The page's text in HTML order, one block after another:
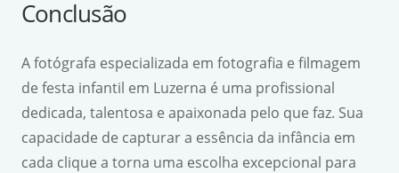
Conclusão
A fotógrafa especializada em fotografia e filmagem
de festa infantil em Luzerna é uma profissional
dedicada, talentosa e apaixonada pelo que faz. Sua
capacidade de capturar a essência da infância em
cada clique a torna uma escolha excepcional para